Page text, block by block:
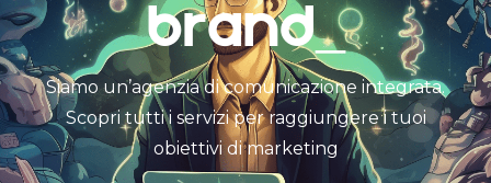
BRAND_
Siamo un’agenzia di comunicazione integrata.
Scopri tutti i servizi per raggiungere i tuoi
obiettivi di marketing